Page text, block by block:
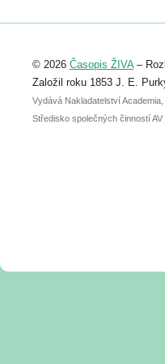
Registrovat se můžete
abstraktu přihlášené
posteru je už 30. června.
© 2026 Časopis ŽIVA–
Založil roku 1853 J. E.
Vydává Nakladatelství Academia,
Středisko společných činností AV